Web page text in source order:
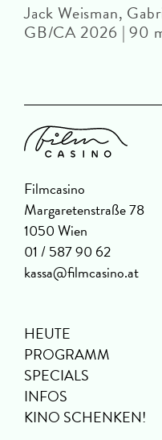
Jack Weisman,
GB/CA 2026 | 90
Filmcasino
Margaretenstraße 78
1050 Wien
01 / 587 90 62
kassa@filmcasino.at
HEUTE
PROGRAMM
SPECIALS
INFOS
KINO SCHENKEN!